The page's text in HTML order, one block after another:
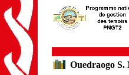
Ouedraogo S.